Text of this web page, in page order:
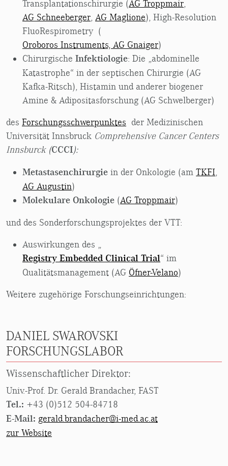
Transplantationschirurgie (AG Troppmair
AG Schneeberger AG Maglione), High-Resolution
FluoRespirometry (
Oroboros Instruments, AG Gnaiger)
Chirurgische Infektiologie: Die „abdominelle
Katastrophe“ in der septischen Chirurgie (AG
Kafka-Ritsch), Histamin und anderer biogener
Amine & Adipositasforschung (AG Schwelberger)
des Forschungsschwerpunktes der Medizinischen
Universität Innsbruck Comprehensive Cancer Centers
Innsburck (CCCI):
Metastasenchirurgie in der Onkologie (am TKFI
AG Augustin)
Molekulare Onkologie (AG Troppmair)
und des Sonderforschungsprojektes der VTT:
Auswirkungen des „
Registry Embedded Clinical Trial“ im
Qualitätsmanagement (AG Öfner-Velano)
Weitere zugehörige Forschungseinrichtungen:
DANIEL SWAROVSKI
FORSCHUNGSLABOR
Wissenschaftlicher Direktor:
Univ.-Prof. Dr. Gerald Brandacher, FAST
Tel.: +43 (0)512 504-84718
E-Mail: gerald.brandacher@i-med.ac.at
zur Website